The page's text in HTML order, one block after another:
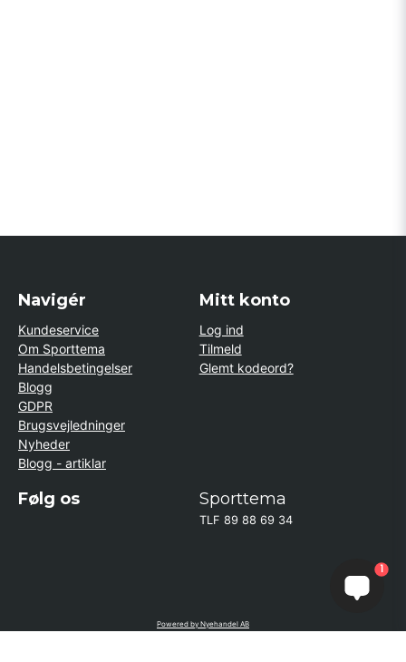
Navigér
Kundeservice
Om Sporttema
Handelsbetingelser
Blogg
GDPR
Brugsvejledninger
Nyheder
Blogg - artiklar
Mitt konto
Log ind
Tilmeld
Glemt kodeord?
Følg os Sporttema
TLF 89 88 69 34
Powered by Nyehandel AB
1